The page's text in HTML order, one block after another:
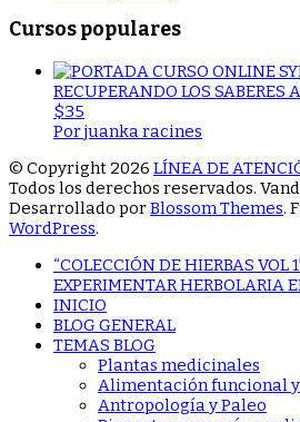
Cursos populares
RECUPERANDO LOS SABERES
$35
Por juanka racines
© Copyright 2026 LÍNEA DE
Todos los derechos reservados.
Desarrollado porBlossom Themes.
WordPress.
“COLECCIÓN DE HIERBAS VOL
EXPERIMENTAR HERBOLARIA
INICIO
BLOG GENERAL
TEMAS BLOG
Plantas medicinales
Alimentación funcional
Antropología y Paleo